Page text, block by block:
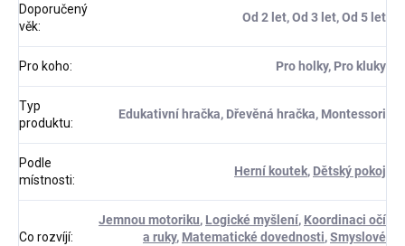
Doporučený
věk:
Od 2 let, Od 3 let, Od 5 let
Pro koho: Pro holky, Pro kluky
Typ
produktu:
Edukativní hračka, Dřevěná hračka, Montessori
Podle
místnosti:
Herní koutek, Dětský pokoj
Co rozvíjí:
Jemnou motoriku, Logické myšlení, Koordinaci očí
a ruky, Matematické dovednosti,Smyslové